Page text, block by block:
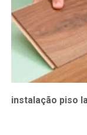
instalação piso